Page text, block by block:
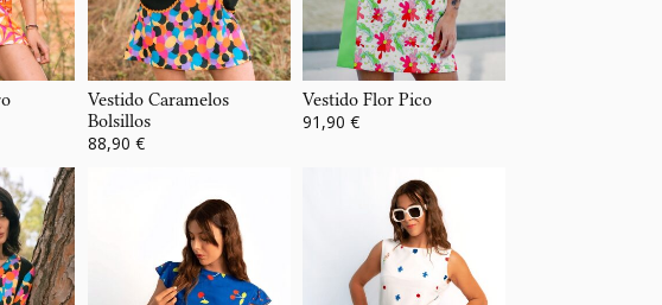
Vestido Caramelos
Bolsillos
88,90 €
Vestido Flor Pico
91,90 €